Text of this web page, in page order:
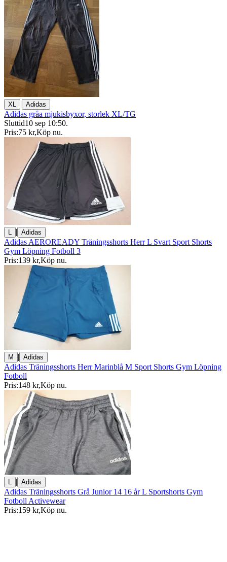
XL | Adidas
Adidas gråa mjukisbyxor, storlek XL/TG
Sluttid10 sep 10:50.
Pris:75 kr,Köp nu.
L | Adidas
Adidas AEROREADY Träningsshorts Herr L Svart Sport Shorts
Gym Löpning Fotboll 3
Pris:139 kr,Köp nu.
M | Adidas
Adidas Träningsshorts Herr Marinblå M Sport Shorts Gym Löpning
Fotboll
Pris:148 kr,Köp nu.
L | Adidas
Adidas Träningsshorts Grå Junior 14 16 år L Sportshorts Gym
Fotboll Activewear
Pris:159 kr,Köp nu.